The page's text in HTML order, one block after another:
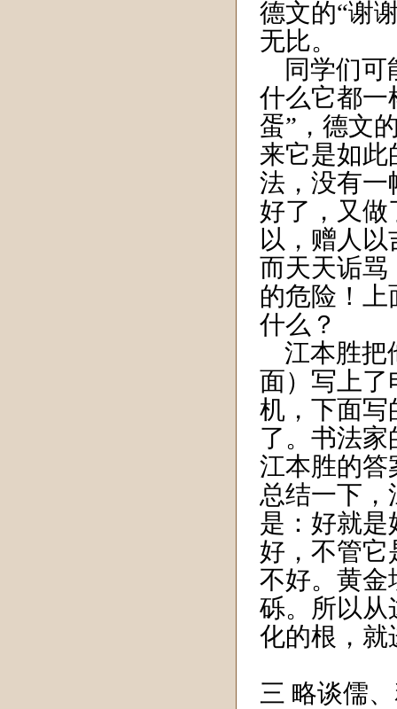
德文的“谢
无比。
同学们可
什么它都一
蛋”，德文
来它是如此
法，没有一
好了，又做
以，赠人
而天天诟骂
的危险！
什么？
江本胜把
面）写上
机，下面写
了。书法
江本胜的答
总结一下，
是：好就是
好，不管它
不好。黄金
砾。所以从
化的根，就
三 略谈儒